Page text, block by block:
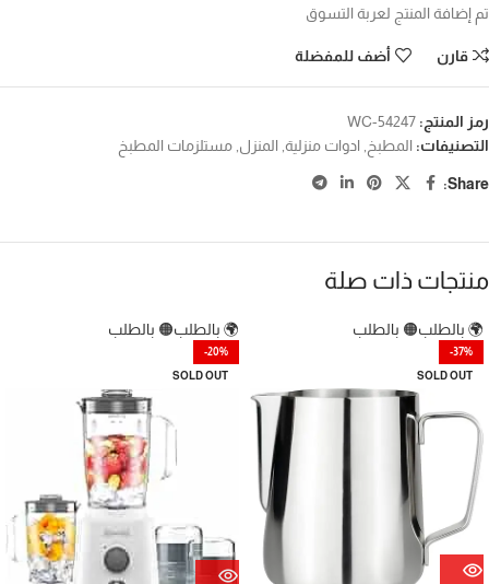
تم إضافة المنتج لعربة التسوق
قارن أضف للمفضلة
رمز المنتج: WC-54247
التصنيفات: المطبخ, ادوات منزلية, المنزل, مستلزمات المطبخ
Share:
منتجات ذات صلة
🌍 بالطلب🟠 بالطلب
-37%
SOLD OUT
🌍 بالطلب🟠 بالطلب
-20%
SOLD OUT